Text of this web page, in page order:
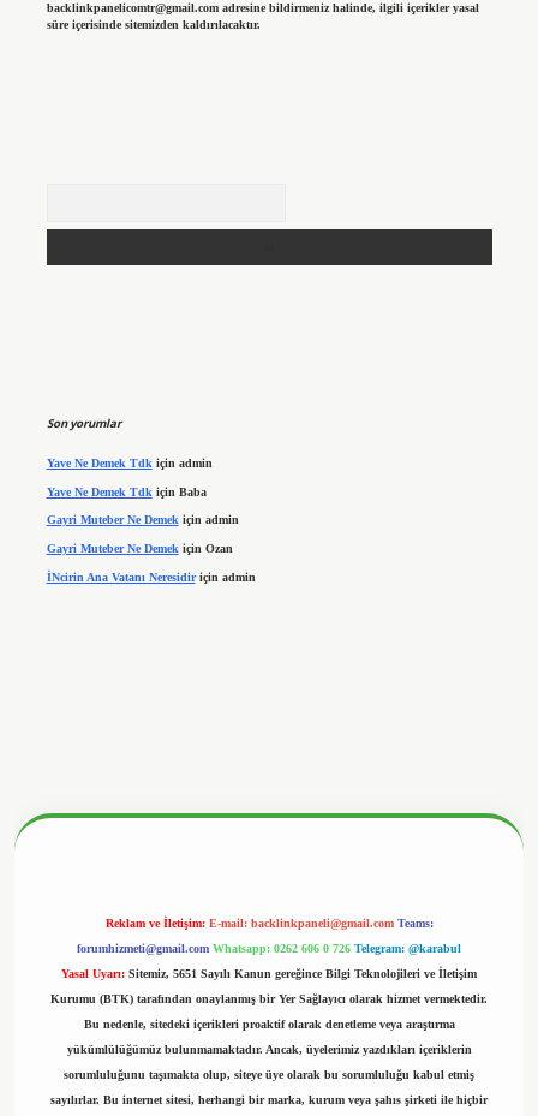
backlinkpanelicomtr@gmail.comadresine bildirmeniz halinde, ilgili içerikler yasal
süre içerisinde sitemizden kaldırılacaktır.
Son yorumlar
Yave Ne Demek Tdk için admin
Yave Ne Demek Tdk için Baba
Gayri Muteber Ne Demekiçin admin
Gayri Muteber Ne Demek için Ozan
İNcirin Ana Vatanı Neresidiriçin admin
Reklam ve İletişim: E-mail: backlinkpaneli@gmail.com Teams:
forumhizmeti@gmail.com Whatsapp: 0262 606 0 726 Telegram: @karabul
Yasal Uyarı: Sitemiz, 5651 Sayılı Kanun gereğince Bilgi Teknolojileri ve İletişim
Kurumu (BTK) tarafından onaylanmış bir Yer Sağlayıcı olarak hizmet vermektedir.
Bu nedenle, sitedeki içerikleri proaktif olarak denetleme veya araştırma
yükümlülüğümüz bulunmamaktadır. Ancak, üyelerimiz yazdıkları içeriklerin
sorumluluğunu taşımakta olup, siteye üye olarak bu sorumluluğu kabul etmiş
sayılırlar. Bu internet sitesi, herhangi bir marka, kurum veya şahıs şirketi ile hiçbir